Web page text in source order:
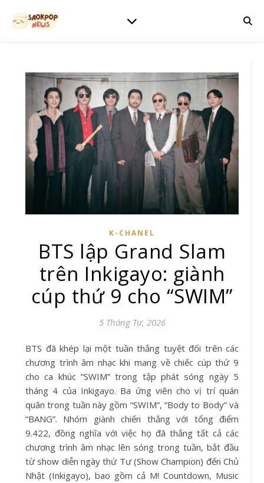
K-CHANEL
BTS lập Grand Slam
trên Inkigayo: giành
cúp thứ 9 cho “SWIM”
5 Tháng Tư, 2026
BTS đã khép lại một tuần thắng tuyệt đối trên các
chương trình âm nhạc khi mang về chiếc cúp thứ 9
cho ca khúc “SWIM” trong tập phát sóng ngày 5
tháng 4 của Inkigayo. Ba ứng viên cho vị trí quán
quân trong tuần này gồm “SWIM”, “Body to Body” và
“BANG”. Nhóm giành chiến thắng với tổng điểm
9.422, đồng nghĩa với việc họ đã thắng tất cả các
chương trình âm nhạc lên sóng trong tuần, bắt đầu
từ show diễn ngày thứ Tư (Show Champion) đến Chủ
Nhật (Inkigayo), bao gồm cả M! Countdown, Music